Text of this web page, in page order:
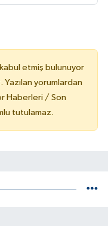
kabul etmiş bulunuyor
yorumlardan
Haberleri / Son
tutulamaz.